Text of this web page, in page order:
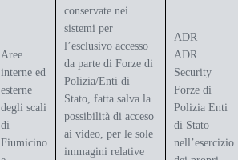
Aree
interne ed
esterne
degli scali
di
Fiumicino
conservate nei
sistemi per
l’esclusivo accesso
da parte di Forze di
Polizia/Enti di
Stato, fatta salva la
possibilità di acceso
ai video, per le sole
immagini relative
ADR
ADR
Security
Forze di
Polizia Enti
di Stato
nell’esercizio